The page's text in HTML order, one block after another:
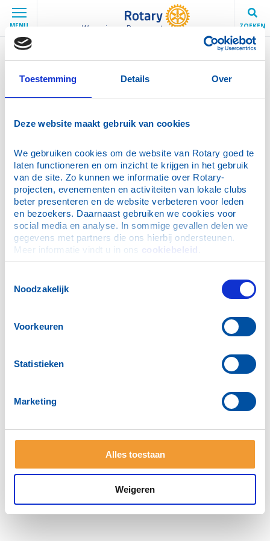
Toestemming Details Over
Deze website maakt gebruik van cookies
We gebruiken cookies om de website van Rotary goed te
laten functioneren en om inzicht te krijgen in het gebruik
van de site. Zo kunnen we informatie over Rotary-
projecten, evenementen en activiteiten van lokale clubs
beter presenteren en de website verbeteren voor leden
en bezoekers. Daarnaast gebruiken we cookies voor
social media en analyse. In sommige gevallen delen we
gegevens met partners die ons hierbij ondersteunen.
Meer informatie vindt u in ons cookiebeleid
Noodzakelijk
Voorkeuren
Statistieken
Marketing
Alles toestaan
Weigeren
MENU Wageningen-Bergpoort ZOEKEN
PERS
PERS
IJsstokschieten 2018
Dennenappelactie in Stad Wageningen
Deel deze pagina:
ANBI
Bestuur
Voor leden
PERS